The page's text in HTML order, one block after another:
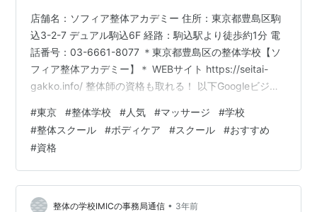
店舗名：ソフィア整体アカデミー 住所：東京都豊島区駒
込3-2-7 デュアル駒込6F 経路：駒込駅より徒歩約1分 電
話番号：03-6661-8077 ＊東京都豊島区の整体学校【ソ
フィア整体アカデミー】＊ WEBサイト https://seitai-
gakko.info/ 整体師の資格も取れる！ 以下Googleビジネ
学から卒業までの流れ＊ こんにちは！ 東京都豊島区の整
体学校【ソフィア整体アカデミー 東京】です。 整体の技
術を基本から学べる当アカデミーでは、入学から卒業後
までしっかりサポートいたします。 まず入学前には、個
人…
#東京 #整体学校 #人気 #マッサージ #学校
#整体スクール #ボディケア #スクール #おすすめ
#資格
整体の学校IMICの事務局通信 • 3年前